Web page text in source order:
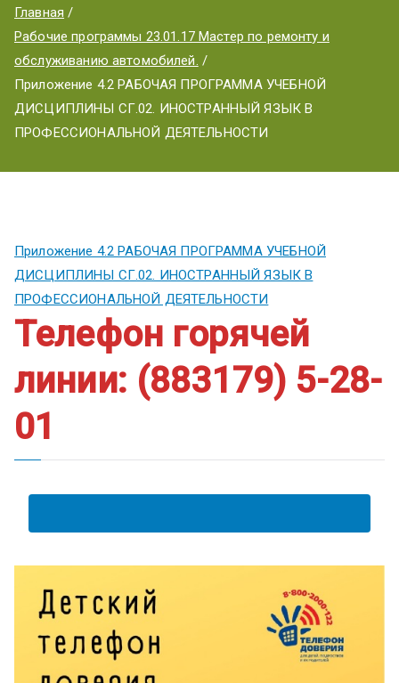
Главная
Рабочие программы 23.01.17 Мастер по ремонту и
обслуживанию автомобилей.
Приложение 4.2 РАБОЧАЯ ПРОГРАММА УЧЕБНОЙ
ДИСЦИПЛИНЫ СГ.02. ИНОСТРАННЫЙ ЯЗЫК В
ПРОФЕССИОНАЛЬНОЙ ДЕЯТЕЛЬНОСТИ
Приложение 4.2 РАБОЧАЯ ПРОГРАММА УЧЕБНОЙ
ДИСЦИПЛИНЫ СГ.02. ИНОСТРАННЫЙ ЯЗЫК В
ПРОФЕССИОНАЛЬНОЙ ДЕЯТЕЛЬНОСТИ
Телефон горячей
линии: (883179) 5-28-
01